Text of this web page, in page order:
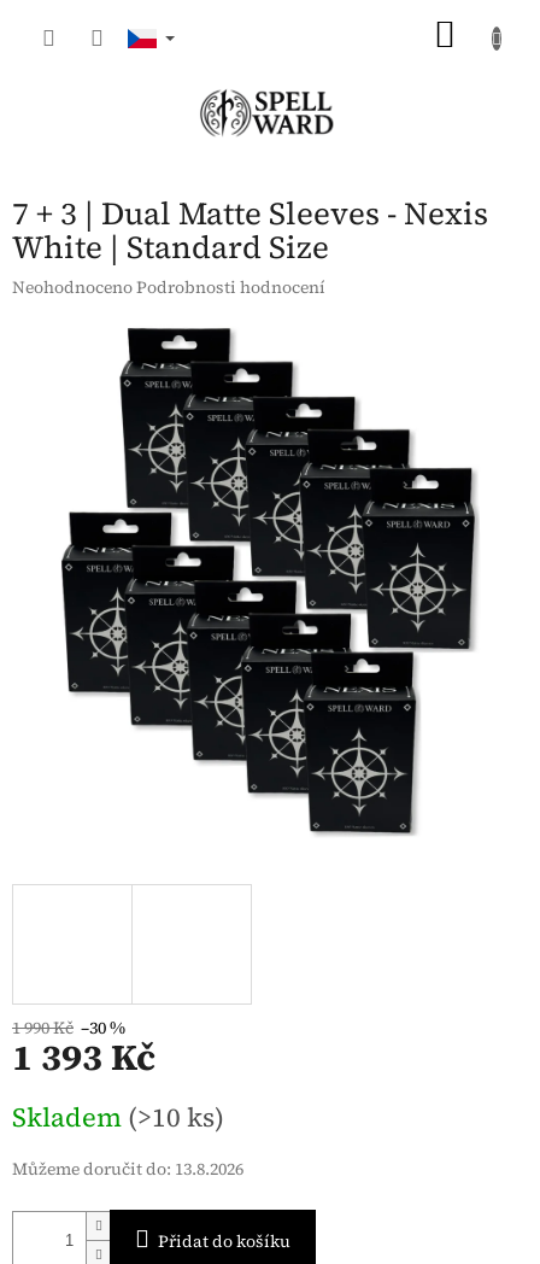
7 + 3 | Dual Matte Sleeves - Nexis
White | Standard Size
Průměrné
NeohodnocenoPodrobnosti hodnocení
1 990 Kč –30 %
1 393 Kč
cena:
Skladem (>10 ks)
Můžeme doručit do: 13.8.2026
Přidat do košíku